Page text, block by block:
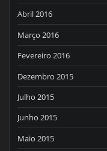
Abril 2016
Março 2016
Fevereiro 2016
Dezembro 2015
Julho 2015
Junho 2015
Maio 2015